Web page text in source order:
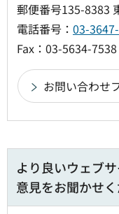
郵便番号135-8383
電話番号： 03-
Fax：03-5634-7538
より良いウェブ
意見をお聞かせ